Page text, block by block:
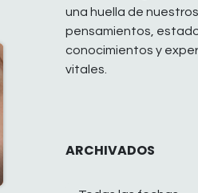
una huella de nuestros
pensamientos,
conocimientos y
vitales.
ARCHIVADOS